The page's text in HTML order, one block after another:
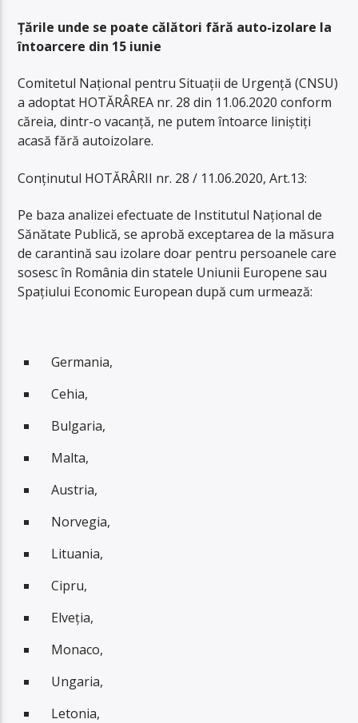
Țările unde se poate călători fără auto-izolare la
întoarcere din 15 iunie
Comitetul Național pentru Situații de Urgență (CNSU)
a adoptat HOTĂRÂREA nr. 28 din 11.06.2020 conform
căreia, dintr-o vacanță, ne putem întoarce liniștiți
acasă fără autoizolare.
Conținutul HOTĂRÂRII nr. 28 / 11.06.2020, Art.13:
Pe baza analizei efectuate de Institutul Național de
Sănătate Publică, se aprobă exceptarea de la măsura
de carantină sau izolare doar pentru persoanele care
sosesc în România din statele Uniunii Europene sau
Spațiului Economic European după cum urmează:
Germania,
Cehia,
Bulgaria,
Malta,
Austria,
Norvegia,
Lituania,
Cipru,
Elveția,
Monaco,
Ungaria,
Letonia,